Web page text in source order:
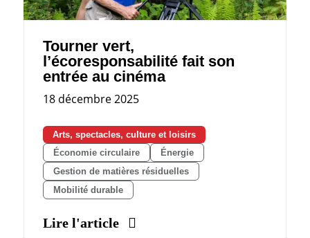
Tourner vert,
l’écoresponsabilité fait son
entrée au cinéma
18 décembre 2025
Arts, spectacles, culture et loisirs
Économie circulaire
Énergie
Gestion de matières résiduelles
Mobilité durable
Lire l'article